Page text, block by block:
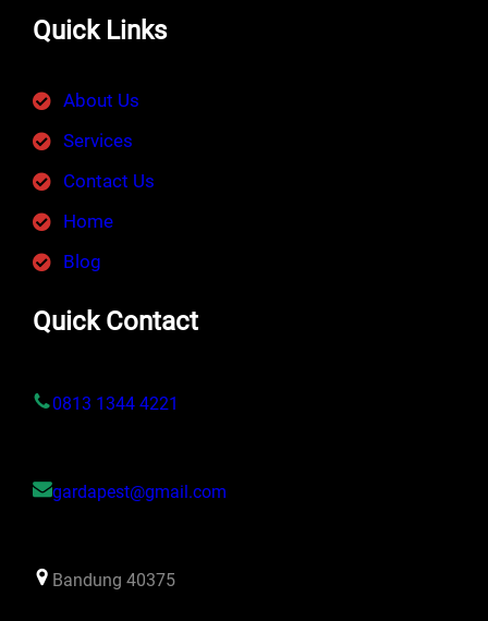
Quick Links
About Us
Services
Contact Us
Home
Blog
Quick Contact
0813 1344 4221
gardapest@gmail.com
Bandung 40375